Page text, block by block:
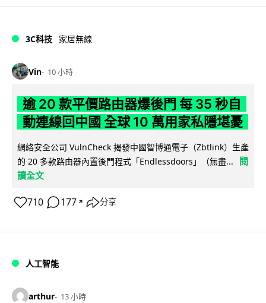
3C科技 家居無線
Vin 10 小時
逾 20 款平價路由器爆後門 每 35 秒自
動連線回中國 全球 10 萬用家私隱堪憂
網絡安全公司 VulnCheck 揭發中國智博通電子（Zbtlink）生產
的 20 多款路由器內置後門程式「Endlessdoors」（無盡...
閱
讀全文
710 177 ↗ 分享
人工智能
arthur 13 小時